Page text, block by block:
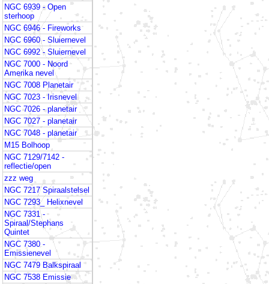
NGC 6939 - Open
sterhoop
NGC 6946 - Fireworks
NGC 6960 - Sluiernevel
NGC 6992 - Sluiernevel
NGC 7000 - Noord
Amerika nevel
NGC 7008 Planetair
NGC 7023 - Irisnevel
NGC 7026 - planetair
NGC 7027 - planetair
NGC 7048 - planetair
M15 Bolhoop
NGC 7129/7142 -
reflectie/open
zzz weg
NGC 7217 Spiraalstelsel
NGC 7293_ Helixnevel
NGC 7331 -
Spiraal/Stephans
Quintet
NGC 7380 -
Emissienevel
NGC 7479 Balkspiraal
NGC 7538 Emissie